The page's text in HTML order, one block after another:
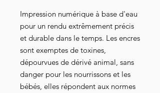
Impression numérique à base d'eau
pour un rendu extrêmement précis
et durable dans le temps. Les encres
sont exemptes de toxines,
dépourvues de dérivé animal, sans
danger pour les nourrissons et les
bébés, elles répondent aux normes